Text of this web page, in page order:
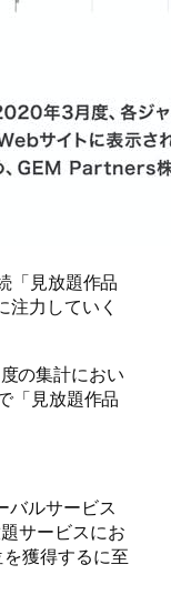
「見放題作品
注力していく
の集計におい
「見放題作品
バルサービス
サービスにお
獲得するに至